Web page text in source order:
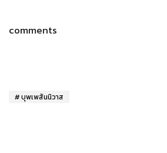
comments
บุพเพสันนิวาส